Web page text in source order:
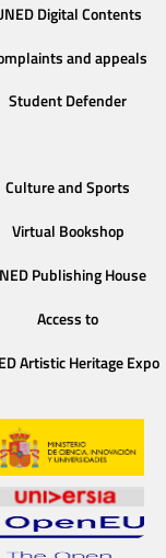
Digital Contents
and appeals
Student Defender
Culture and Sports
Virtual Bookshop
Publishing House
Access to
Artistic Heritage Expo